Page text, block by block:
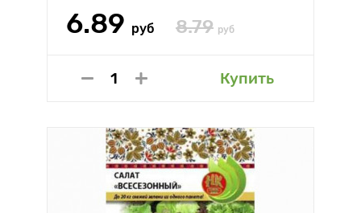
6.89 руб 8.79 руб
Купить